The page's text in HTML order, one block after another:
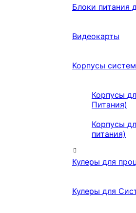
Блоки питания
Видеокарты
Корпусы
Корпусы
Питания)
Корпусы
питания)
Кулеры для
Кулеры для